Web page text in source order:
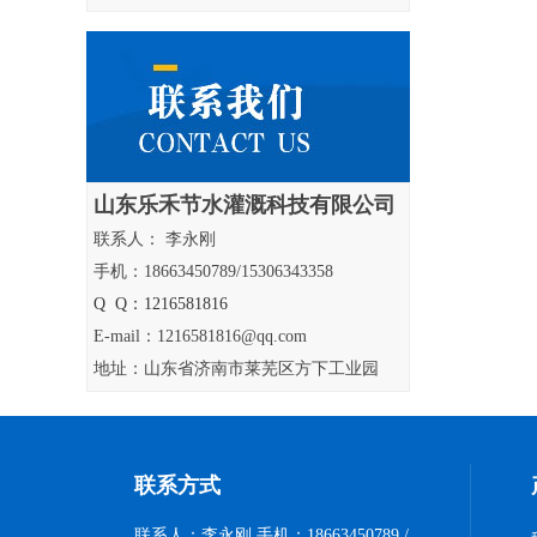
山东乐禾节水灌溉科技有限公司
联系人： 李永刚
手机：18663450789/15306343358
Q Q：1216581816
E-mail：1216581816@qq.com
地址：山东省济南市莱芜区方下工业园
联系方式